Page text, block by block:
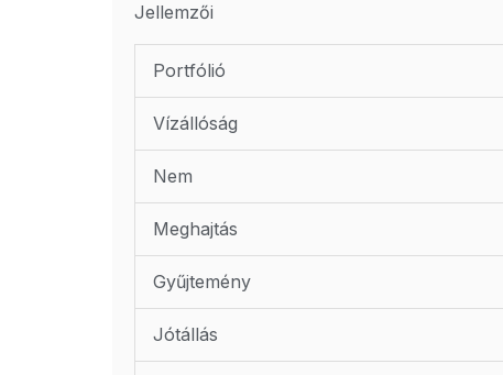
Jellemzői
Portfólió
Vízállóság
Nem
Meghajtás
Gyűjtemény
Jótállás